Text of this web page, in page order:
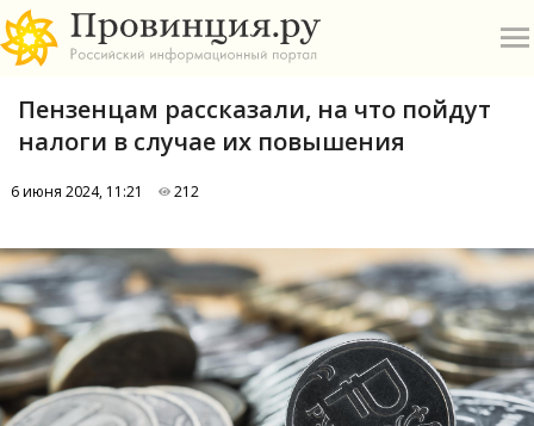
А
О
П
Пензенцам рассказали, на что пойдут
налоги в случае их повышения
6 июня 2024, 11:21 212